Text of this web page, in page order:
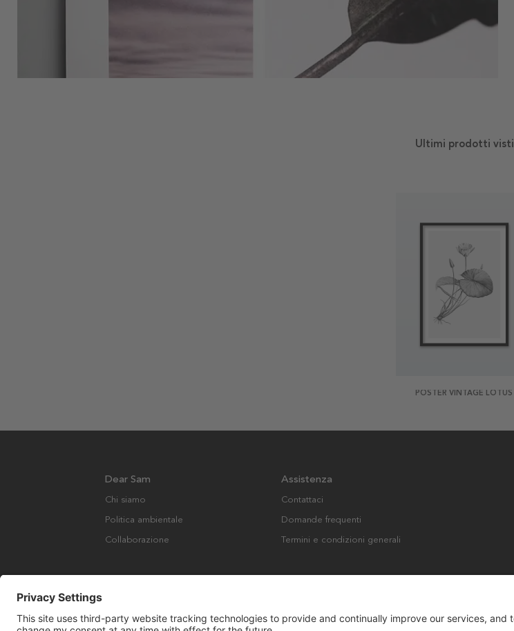
Ultimi prodotti visti
POSTER VINTAGE LOTUS
Dear Sam
Chi siamo
Politica ambientale
Collaborazione
Assistenza
Contattaci
Domande frequenti
Termini e condizioni generali